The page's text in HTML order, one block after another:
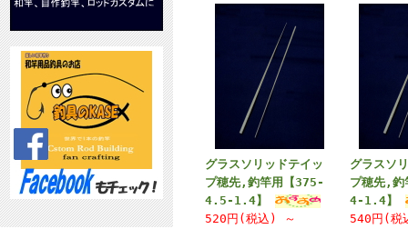
グラスソリッドテイッ
プ穂先,釣竿用【375-
4.5-1.4】
520円(税込)
～
グラスソ
プ穂先,
4-1.4】
540円(